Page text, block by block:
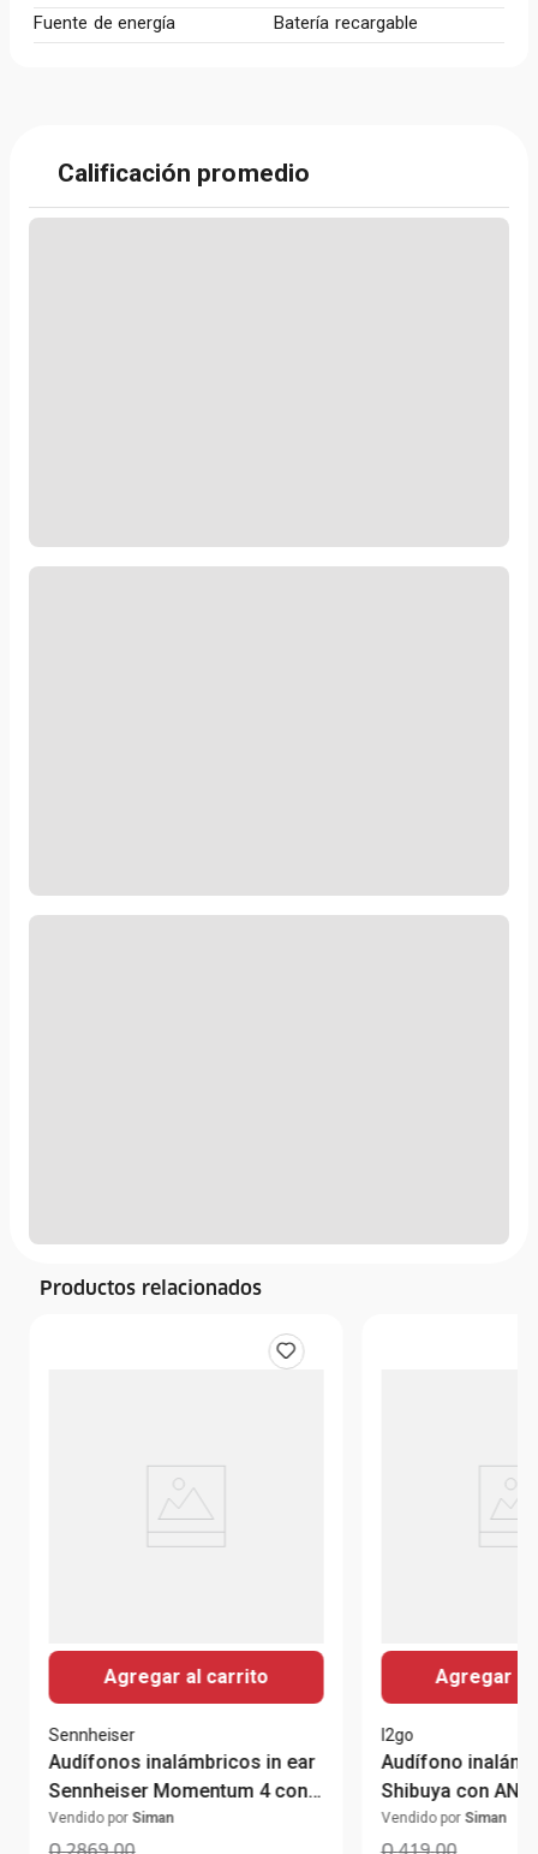
Fuente de energía Batería recargable
Calificación promedio
Productos relacionados
Agregar al carrito
Sennheiser
Audífonos inalámbricos in ear
Sennheiser Momentum 4 con
cancelación de ruido
Vendido por Siman
Agregar
I2go
Audífono
Shibuya con ANC
Vendido por Siman